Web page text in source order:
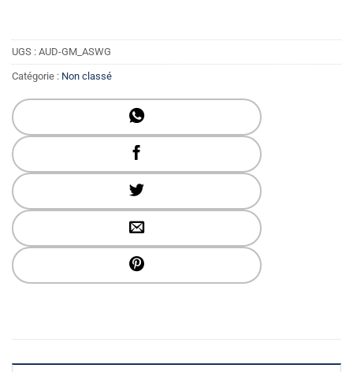
UGS : AUD-GM_ASWG
Catégorie : Non classé